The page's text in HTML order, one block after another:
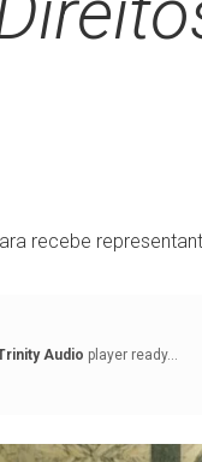
recebe
Audio player ready...